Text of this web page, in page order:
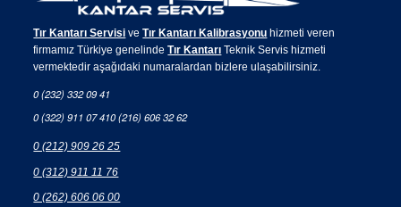
Tır Kantarı Servisi veTır Kantarı Kalibrasyonu hizmeti veren
firmamız Türkiye genelindeTır Kantarı Teknik Servis hizmeti
vermektedir aşağıdaki numaralardan bizlere ulaşabilirsiniz.
0 (232) 332 09 41
0 (322) 911 07 410 (216) 606 32 62
0 (212) 909 26 25
0 (312) 911 11 76
0 (262) 606 06 00